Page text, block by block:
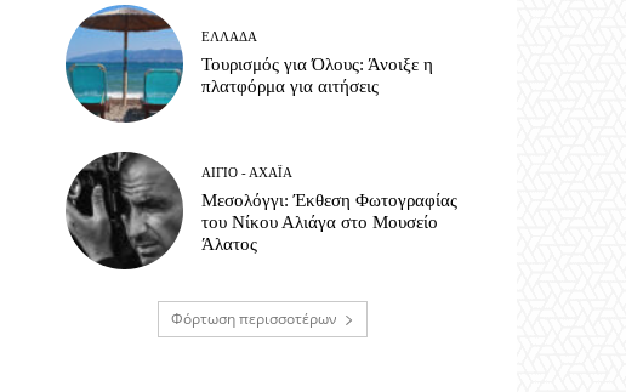
ΕΛΛΆΔΑ
Τουρισμός για Όλους: Άνοιξε η
πλατφόρμα για αιτήσεις
ΑΊΓΙΟ - ΑΧΑΪ́Α
Μεσολόγγι: Έκθεση Φωτογραφίας
του Νίκου Αλιάγα στο Μουσείο
Άλατος
Φόρτωση περισσοτέρων